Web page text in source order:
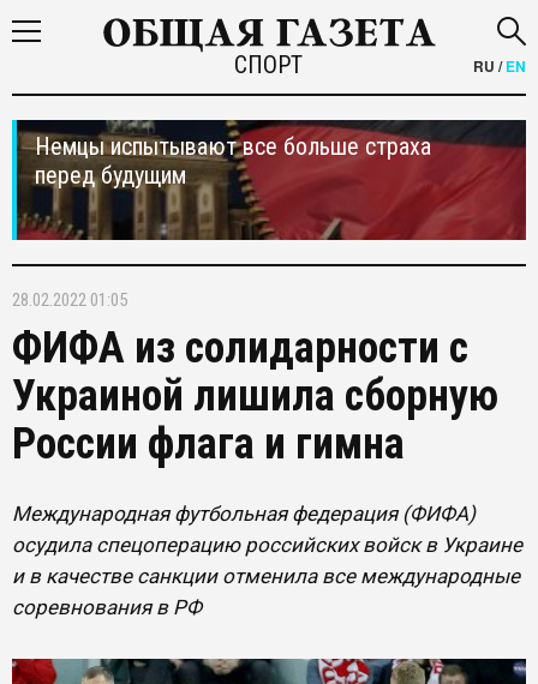
СПОРТ RU /EN
Немцы испытывают все больше страха
перед будущим
28.02.2022 01:05
ФИФА из солидарности с
Украиной лишила сборную
России флага и гимна
Международная футбольная федерация (ФИФА)
осудила спецоперацию российских войск в Украине
и в качестве санкции отменила все международные
соревнования в РФ